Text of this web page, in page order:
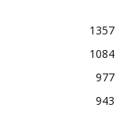
1357
1084
977
943